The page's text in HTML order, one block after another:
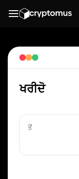
ਖਰੀਦੋ
ਤੋਂ